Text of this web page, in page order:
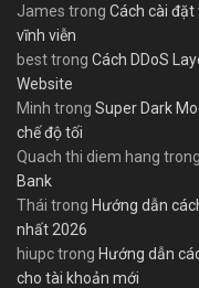
James trong Cách cài đặt
vĩnh viễn
besttrong Cách DDoS
Website
Minh trong Super Dark
chế độ tối
Quach thi diem hang trong
Bank
Thái trong Hướng dẫn
nhất 2026
hiupctrong Hướng dẫn
cho tài khoản mới